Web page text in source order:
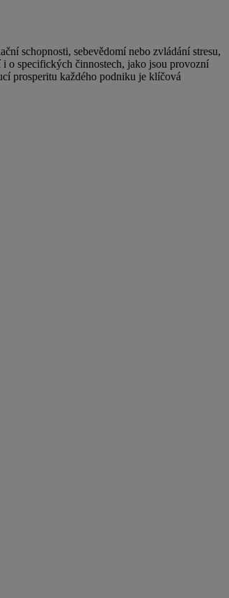
schopnosti, sebevědomí nebo zvládání stresu,
i o specifických činnostech, jako jsou provozní
prosperitu každého podniku je klíčová